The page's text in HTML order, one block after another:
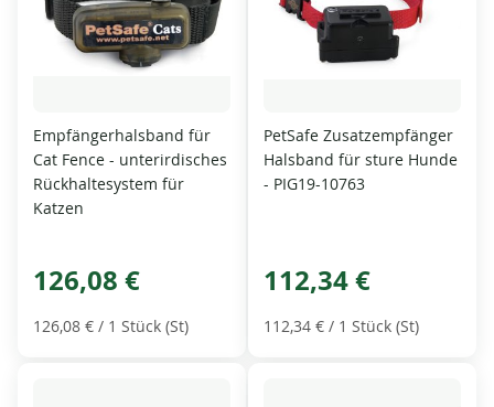
Empfängerhalsband für
Cat Fence - unterirdisches
Rückhaltesystem für
Katzen
126,08 €
126,08 € / 1 Stück (St)
PetSafe Zusatzempfänger
Halsband für sture Hunde
- PIG19-10763
112,34 €
112,34 € / 1 Stück (St)